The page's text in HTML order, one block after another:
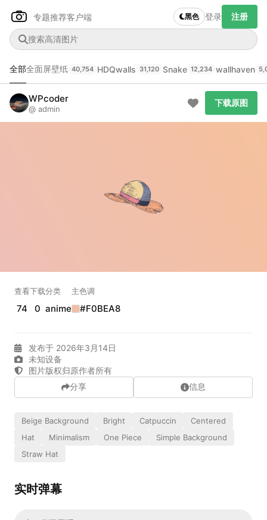
专题推荐客户端 黑色 登录 注册
全部全面屏壁纸 40,754 HDQwalls 31,120 Snake 12,234 wallhaven
WPcoder
@ admin
下载原图
查看
74
下载
0
分类
anime
主色调
#F0BEA8
发布于 2026年3月14日
未知设备
图片版权归原作者所有
分享 信息
Beige Background Bright Catpuccin
Centered
Hat
Minimalism One Piece
Simple Background
Straw Hat
实时弹幕
Author Name
@author
下载原图
弹幕会在下方多行滚动展示；匿名发送有数量和频率限制。
加载弹幕...